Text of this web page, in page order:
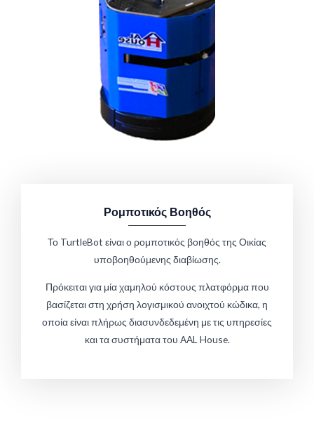
Ρομποτικός Βοηθός
Το TurtleBot είναι ο ρομποτικός βοηθός της Οικίας
υποβοηθούμενης διαβίωσης.
Πρόκειται για μία χαμηλού κόστους πλατφόρμα που
βασίζεται στη χρήση λογισμικού ανοιχτού κώδικα, η
οποία είναι πλήρως διασυνδεδεμένη με τις υπηρεσίες
και τα συστήματα του AAL House.